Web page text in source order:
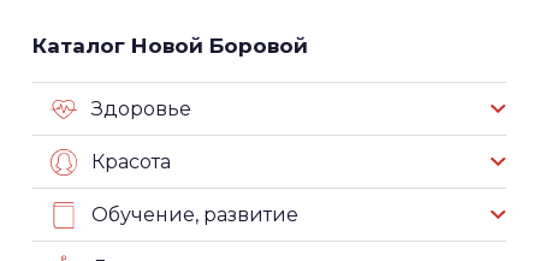
Каталог Новой Боровой
Здоровье
Красота
Обучение, развитие